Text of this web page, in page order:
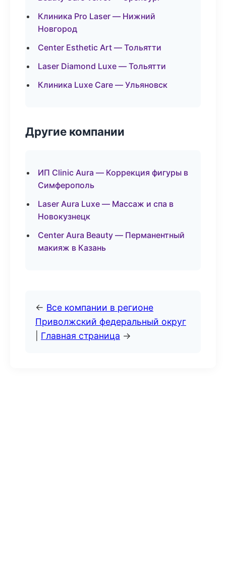
Клиника Pro Laser — Нижний
Новгород
Center Esthetic Art — Тольятти
Laser Diamond Luxe — Тольятти
Клиника Luxe Care — Ульяновск
Другие компании
ИП Clinic Aura — Коррекция фигуры в
Симферополь
Laser Aura Luxe — Массаж и спа в
Новокузнецк
Center Aura Beauty — Перманентный
макияж в Казань
← Все компании в регионе
Приволжский федеральный округ
Главная страница →